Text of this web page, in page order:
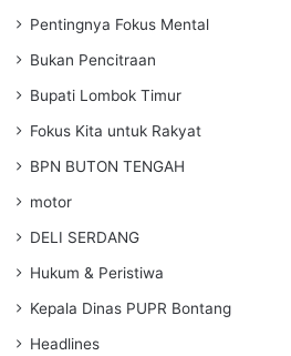
Pentingnya Fokus Mental
Bukan Pencitraan
Bupati Lombok Timur
Fokus Kita untuk Rakyat
BPN BUTON TENGAH
motor
DELI SERDANG
Hukum & Peristiwa
Kepala Dinas PUPR Bontang
Headlines